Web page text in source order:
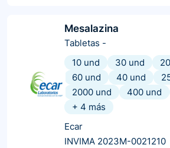
Mesalazina
Tabletas -
10 und
30 und
60 und
40 und
2000 und
400 und
+ 4 más
Ecar
INVIMA 2023M-0021210